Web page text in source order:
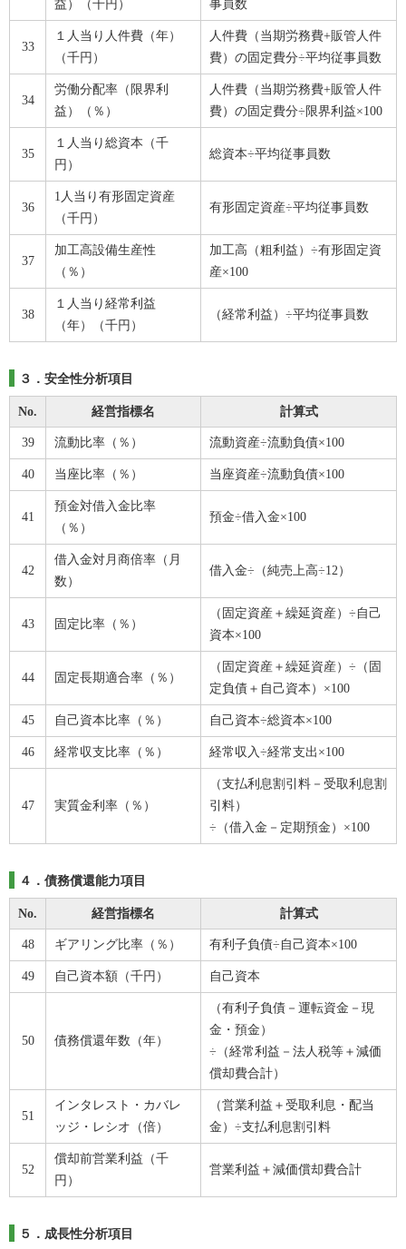
益）（千円）
事員数
33
１人当り人件費（年）
（千円）
人件費（当期労務費+販管人件
費）の固定費分÷平均従事員数
34
労働分配率（限界利
益）（％）
人件費（当期労務費+販管人件
費）の固定費分÷限界利益×100
35
１人当り総資本（千
円）
総資本÷平均従事員数
36
1人当り有形固定資産
（千円）
有形固定資産÷平均従事員数
37
加工高設備生産性
（％）
加工高（粗利益）÷有形固定資
産×100
38
１人当り経常利益
（年）（千円）
（経常利益）÷平均従事員数
３．安全性分析項目
No. 経営指標名 計算式
39 流動比率（％） 流動資産÷流動負債×100
40 当座比率（％） 当座資産÷流動負債×100
41
預金対借入金比率
（％）
預金÷借入金×100
42
借入金対月商倍率（月
数）
借入金÷（純売上高÷12）
43 固定比率（％）
（固定資産＋繰延資産）÷自己
資本×100
44 固定長期適合率（％）
（固定資産＋繰延資産）÷（固
定負債＋自己資本）×100
45 自己資本比率（％） 自己資本÷総資本×100
46 経常収支比率（％） 経常収入÷経常支出×100
47 実質金利率（％）
（支払利息割引料－受取利息割
引料）
÷（借入金－定期預金）×100
４．債務償還能力項目
No. 経営指標名 計算式
48 ギアリング比率（％） 有利子負債÷自己資本×100
49 自己資本額（千円） 自己資本
50 債務償還年数（年）
（有利子負債－運転資金－現
金・預金）
÷（経常利益－法人税等＋減価
償却費合計）
51
インタレスト・カバレ
ッジ・レシオ（倍）
（営業利益＋受取利息・配当
金）÷支払利息割引料
52
償却前営業利益（千
円）
営業利益＋減価償却費合計
５．成長性分析項目